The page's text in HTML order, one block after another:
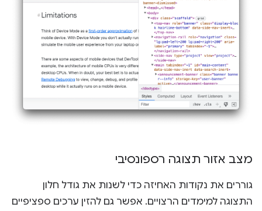
מצב אזור תצוגה רספונסיבי
גוררים את נקודות האחיזה כדי לשנות את גודל חלון
התצוגה למימדים הרצויים. אפשר גם להזין ערכים ספציפיים